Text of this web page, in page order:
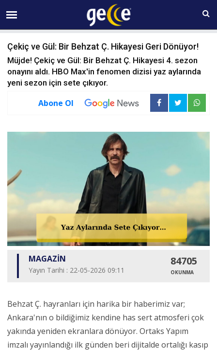
07 AĞUSTOS Cuma 09:39
Çekiç ve Gül: Bir Behzat Ç. Hikayesi Geri Dönüyor!
Müjde! Çekiç ve Gül: Bir Behzat Ç. Hikayesi 4. sezon
onayını aldı. HBO Max'in fenomen dizisi yaz aylarında
yeni sezon için sete çıkıyor.
Abone Ol
MAGAZİN
Yayın Tarihi : 22-05-2026 09:11
84705
OKUNMA
Behzat Ç. hayranları için harika bir haberimiz var;
Ankara'nın o bildiğimiz kendine has sert atmosferi çok
yakında yeniden ekranlara dönüyor. Ortaks Yapım
imzalı yayınlandığı ilk günden beri dijitalde ortalığı kasıp